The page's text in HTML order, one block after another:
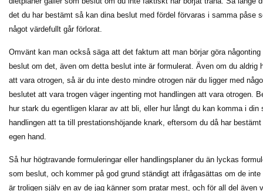
det du har bestämt så kan dina beslut med fördel förvaras i samma påse
något värdefullt går förlorat.
Omvänt kan man också säga att det faktum att man börjar göra
beslut om det, även om detta beslut inte är formulerat. Även om du aldrig
att vara otrogen, så är du inte desto mindre otrogen när du ligger med
beslutet att vara trogen väger ingenting mot handlingen att vara otrogen.
hur stark du egentligen klarar av att bli, eller hur långt du kan komma i din
handlingen att ta till prestationshöjande knark, eftersom du då har
egen hand.
Så hur högtravande formuleringar eller handlingsplaner du än lyckas
som beslut, och kommer på god grund ständigt att ifrågasättas om de
är troligen själv en av de jag känner som pratar mest, och för all del även